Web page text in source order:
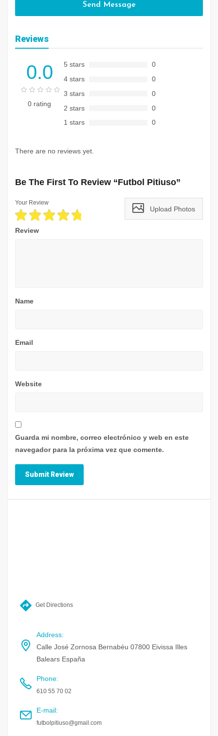
Send Message
Reviews
0.0
0 rating
5 stars
0
4 stars
0
3 stars
0
2 stars
0
1 stars
0
There are no reviews yet.
Be The First To Review “Futbol Pitiuso”
Your Review
Upload Photos
Review
Name
Email
Website
Guarda mi nombre, correo electrónico y web en este
navegador para la próxima vez que comente.
Get Directions
Address:
Calle José Zornosa Bernabéu 07800 Eivissa Illes
Balears España
Phone:
610 55 70 02
E-mail:
futbolpitiuso@gmail.com